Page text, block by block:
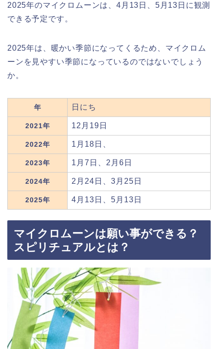
2025年のマイクロムーンは、4月13日、5月13日に観測
できる予定です。
2025年は、暖かい季節になってくるため、マイクロム
ーンを見やすい季節になっているのではないでしょう
か。
年 日にち
2021年 12月19日
2022年 1月18日、
2023年 1月7日、2月6日
2024年 2月24日、3月25日
2025年 4月13日、5月13日
マイクロムーンは願い事ができる？
スピリチュアルとは？